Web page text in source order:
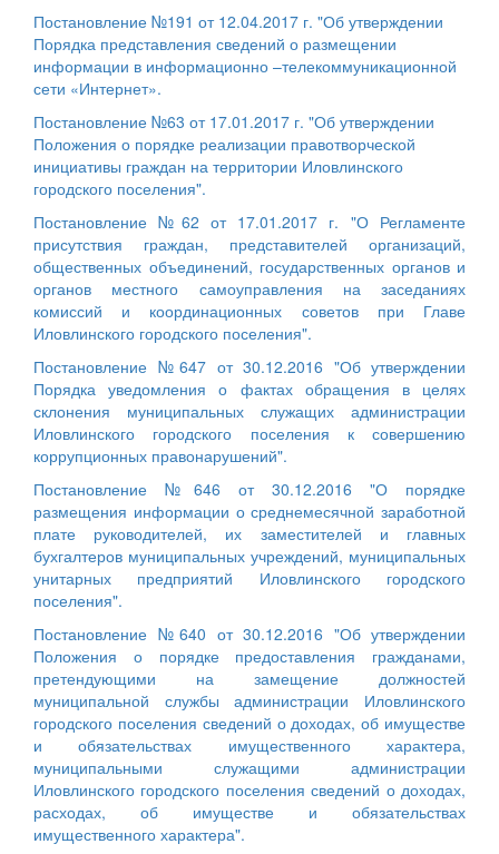
Постановление №191 от 12.04.2017 г. "Об утверждении
Порядка представления сведений о размещении
информации в информационно –телекоммуникационной
сети «Интернет».
Постановление №63 от 17.01.2017 г. "Об утверждении
Положения о порядке реализации правотворческой
инициативы граждан на территории Иловлинского
городского поселения".
Постановление №62 от 17.01.2017 г. "О Регламенте
присутствия граждан, представителей организаций,
общественных объединений, государственных органов и
органов местного самоуправления на заседаниях
комиссий и координационных советов при Главе
Иловлинского городского поселения".
Постановление №647 от 30.12.2016 "Об утверждении
Порядка уведомления о фактах обращения в целях
склонения муниципальных служащих администрации
Иловлинского городского поселения к совершению
коррупционных правонарушений".
Постановление №646 от 30.12.2016 "О порядке
размещения информации о среднемесячной заработной
плате руководителей, их заместителей и главных
бухгалтеров муниципальных учреждений, муниципальных
унитарных предприятий Иловлинского городского
поселения".
Постановление №640 от 30.12.2016 "Об утверждении
Положения о порядке предоставления гражданами,
претендующими на замещение должностей
муниципальной службы администрации Иловлинского
городского поселения сведений о доходах, об имуществе
и обязательствах имущественного характера,
муниципальными служащими администрации
Иловлинского городского поселения сведений о доходах,
расходах, об имуществе и обязательствах
имущественного характера".